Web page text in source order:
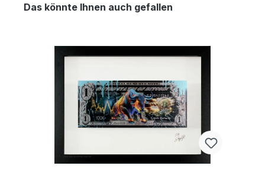
Das könnte Ihnen auch gefallen